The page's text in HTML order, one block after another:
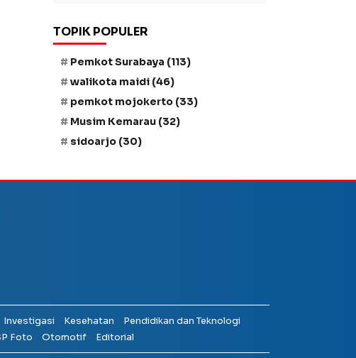
TOPIK POPULER
Pemkot Surabaya (113)
walikota maidi (46)
pemkot mojokerto (33)
Musim Kemarau (32)
sidoarjo (30)
Investigasi Kesehatan
Pendidikan dan Teknologi
Foto Otomotif Editorial